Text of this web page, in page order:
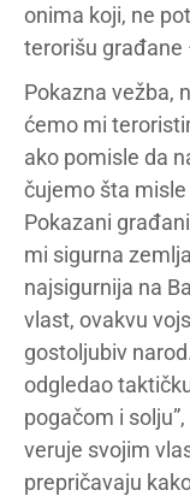
onima koji, ne
terorišu građane
Pokazna vežba,
ćemo mi
ako pomisle da
čujemo šta
Pokazani
mi sigurna
najsigurnija na
vlast, ovakvu
gostoljubiv
odgledao
pogačom i
veruje svojim
prepričavaju